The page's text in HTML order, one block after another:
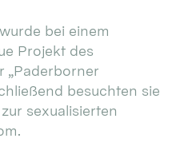
bei einem
Projekt des
„Paderborner
besuchten sie
sexualisierten